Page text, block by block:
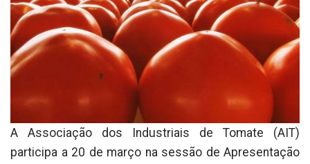
A Associação dos Industriais de Tomate (AIT)
participa a 20 de março na sessão de Apresentação